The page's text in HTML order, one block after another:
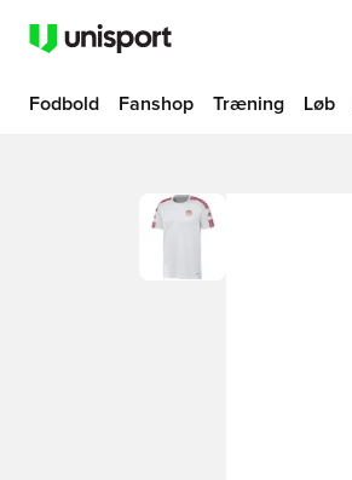
Fodbold Fanshop Træning Løb